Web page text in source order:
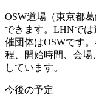
OSW道場（東京都
できます。LHNで
催団体はOSWです
程、開始時間、会場
しています。
今後の予定